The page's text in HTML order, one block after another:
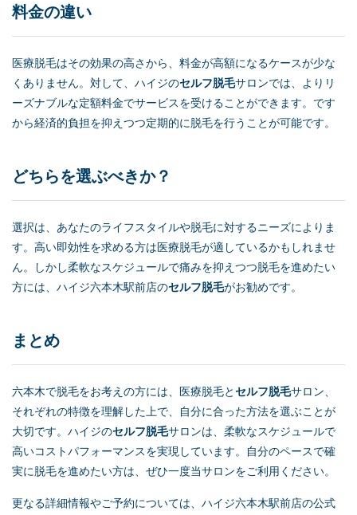
料金の違い
医療脱毛はその効果の高さから、料金が高額になるケースが少な
くありません。対して、ハイジのセルフ脱毛サロンでは、よりリ
ーズナブルな定額料金でサービスを受けることができます。です
から経済的負担を抑えつつ定期的に脱毛を行うことが可能です。
どちらを選ぶべきか？
選択は、あなたのライフスタイルや脱毛に対するニーズによりま
す。高い即効性を求める方は医療脱毛が適しているかもしれませ
ん。しかし柔軟なスケジュールで痛みを抑えつつ脱毛を進めたい
方には、ハイジ六本木駅前店のセルフ脱毛がお勧めです。
まとめ
六本木で脱毛をお考えの方には、医療脱毛とセルフ脱毛サロン、
それぞれの特徴を理解した上で、自分に合った方法を選ぶことが
大切です。ハイジのセルフ脱毛サロンは、柔軟なスケジュールで
高いコストパフォーマンスを実現しています。自分のペースで確
実に脱毛を進めたい方は、ぜひ一度当サロンをご利用ください。
更なる詳細情報やご予約については、ハイジ六本木駅前店の公式